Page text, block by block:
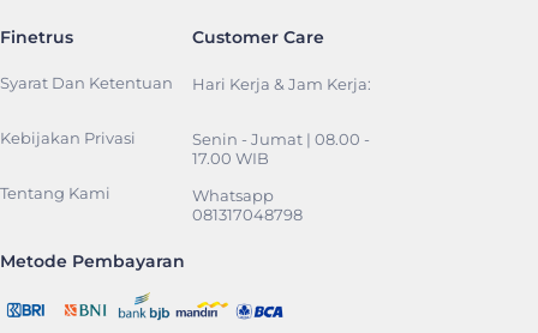
Finetrus
Syarat Dan Ketentuan
Kebijakan Privasi
Tentang Kami
Customer Care
Hari Kerja & Jam Kerja:
Senin - Jumat | 08.00 -
17.00 WIB
Whatsapp
081317048798
Metode Pembayaran